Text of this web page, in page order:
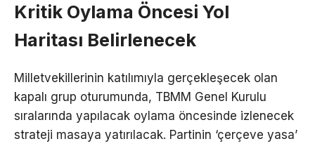
Kritik Oylama Öncesi Yol
Haritası Belirlenecek
Milletvekillerinin katılımıyla gerçekleşecek olan
kapalı grup oturumunda, TBMM Genel Kurulu
sıralarında yapılacak oylama öncesinde izlenecek
strateji masaya yatırılacak. Partinin ‘çerçeve yasa’